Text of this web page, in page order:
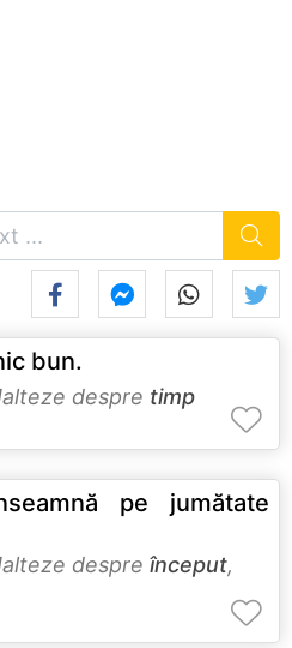
bun.
despre timp
pe jumătate
despre început,